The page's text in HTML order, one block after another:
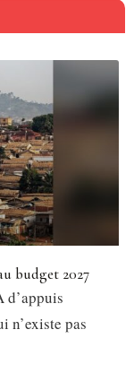
budget 2027
d’appuis
n’existe pas